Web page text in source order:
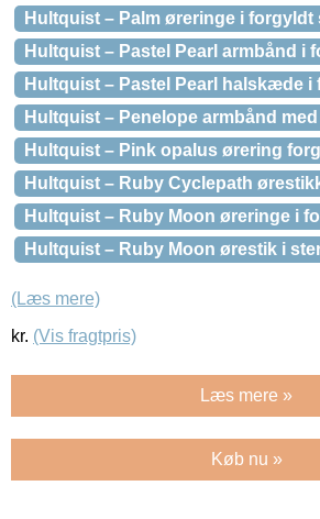
Hultquist – Palm øreringe i
Hultquist – Pastel Pearl armbånd i
Hultquist – Pastel Pearl halskæde
Hultquist – Penelope armbånd
Hultquist – Pink opalus ørering
Hultquist – Ruby Cyclepath
Hultquist – Ruby Moon øreringe i
Hultquist – Ruby Moon ørestik i
(Læs mere)
kr. (Vis fragtpris)
Læs mere »
Køb nu »